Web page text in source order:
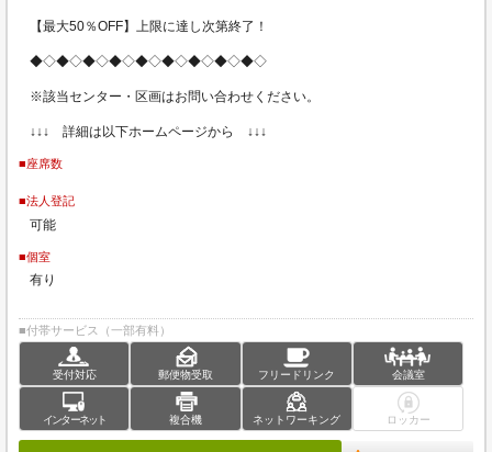
【最大50％OFF】上限に達し次第終了！
◆◇◆◇◆◇◆◇◆◇◆◇◆◇◆◇◆◇
※該当センター・区画はお問い合わせください。
↓↓↓ 詳細は以下ホームページから ↓↓↓
■座席数
■法人登記
可能
■個室
有り
■付帯サービス（一部有料）
受付対応 郵便物受取 フリードリンク 会議室
インターネット 複合機 ネットワーキング ロッカー